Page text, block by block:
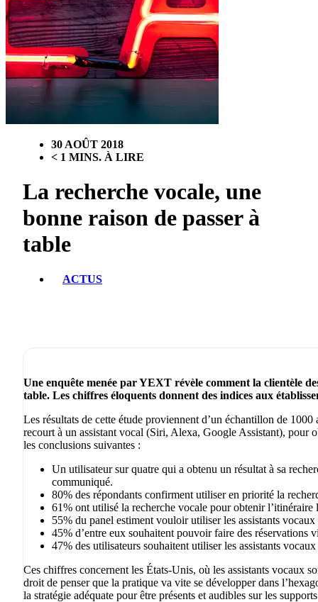
30 AOÛT 2018
< 1 MINS. À LIRE
La recherche vocale, une
bonne raison de passer à
table
ACTUS
Une enquête menée par YEXT révèle comment la clientèle
table. Les chiffres éloquents donnent des indices aux
Les résultats de cette étude proviennent d’un échantillon de
recourt à un assistant vocal (Siri, Alexa, Google Assistant), pour
les conclusions suivantes :
Un utilisateur sur quatre qui a obtenu un résultat à sa
communiqué.
80% des répondants confirment utiliser en priorité la
61% ont utilisé la recherche vocale pour obtenir l’itinéraire
55% du panel estiment vouloir utiliser les assistants
45% d’entre eux souhaitent pouvoir faire des réservations
47% des utilisateurs souhaitent utiliser les assistants
Ces chiffres concernent les États-Unis, où les assistants vocaux
droit de penser que la pratique va vite se développer dans
la stratégie adéquate pour être présents et audibles sur les